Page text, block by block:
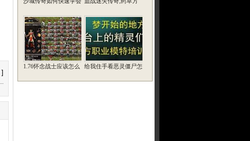
]
1.76怀念战士应该怎么 给我住手看恶灵僵尸怎